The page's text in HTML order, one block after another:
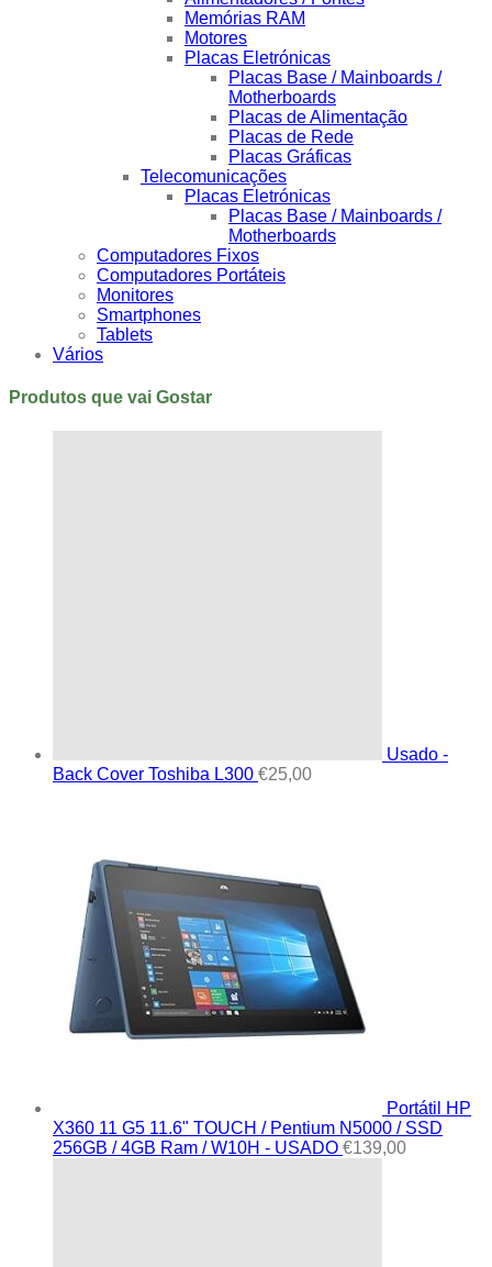
Memórias RAM
Motores
Placas Eletrónicas
Placas Base / Mainboards /
Motherboards
Placas de Alimentação
Placas de Rede
Placas Gráficas
Telecomunicações
Placas Eletrónicas
Placas Base / Mainboards /
Motherboards
Computadores Fixos
Computadores Portáteis
Monitores
Smartphones
Tablets
Vários
Produtos que vai Gostar
Usado -
Back Cover Toshiba L300 €25,00
Portátil HP
X360 11 G5 11.6" TOUCH / Pentium N5000 / SSD
256GB / 4GB Ram / W10H - USADO €139,00